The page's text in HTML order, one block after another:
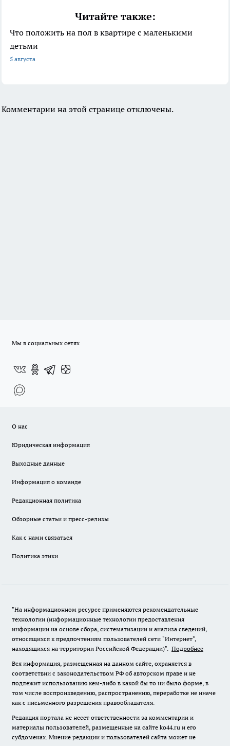
Читайте также:
Что положить на пол в квартире с маленькими
детьми
5 августа
Комментарии на этой странице отключены.
Мы в социальных сетях
О нас
Юридическая информация
Выходные данные
Информация о команде
Редакционная политика
Обзорные статьи и пресс-релизы
Как с нами связаться
Политика этики
"На информационном ресурсе применяются рекомендательные
технологии (информационные технологии предоставления
информации на основе сбора, систематизации и анализа сведений,
относящихся к предпочтениям пользователей сети "Интернет",
находящихся на территории Российской Федерации)". Подробнее
Вся информация, размещенная на данном сайте, охраняется в
соответствии с законодательством РФ об авторском праве и не
подлежит использованию кем-либо в какой бы то ни было форме, в
том числе воспроизведению, распространению, переработке не иначе
как с письменного разрешения правообладателя.
Редакция портала не несет ответственности за комментарии и
материалы пользователей, размещенные на сайте ko44.ru и его
субдоменах. Мнение редакции и пользователей сайта может не